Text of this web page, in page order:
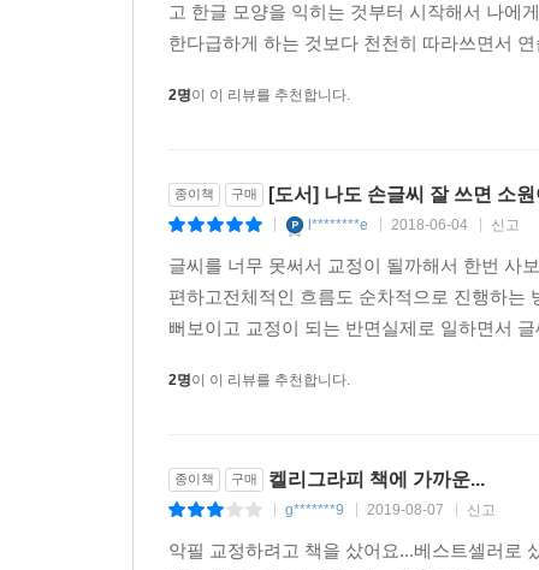
고 한글 모양을 익히는 것부터 시작해서 나에
한다급하게 하는 것보다 천천히 따라쓰면서
2명이 이 리뷰를 추천합니다.
종이책 구매 [도서] 나도 손글씨 잘 쓰면 소
l********e 2018-06-04 신고
글씨를 너무 못써서 교정이 될까해서 한번 사
편하고전체적인 흐름도 순차적으로 진행하는
뻐보이고 교정이 되는 반면실제로 일하면서
2명이 이 리뷰를 추천합니다.
종이책 구매 켈리그라피 책에 가까운...
g*******9 2019-08-07 신고
악필 교정하려고 책을 샀어요...베스트셀러로